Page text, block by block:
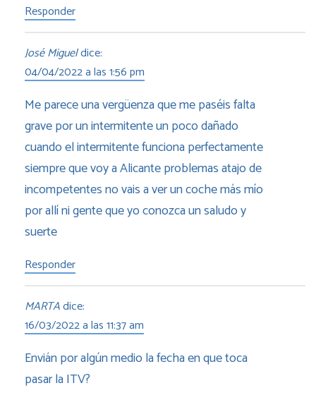
Responder
José Migueldice:
04/04/2022 a las 1:56 pm
Me parece una vergüenza que me paséis falta
grave por un intermitente un poco dañado
cuando el intermitente funciona perfectamente
siempre que voy a Alicante problemas atajo de
incompetentes no vais a ver un coche más mío
por allí ni gente que yo conozca un saludo y
suerte
Responder
MARTAdice:
16/03/2022 a las 11:37 am
Envián por algún medio la fecha en que toca
pasar la ITV?